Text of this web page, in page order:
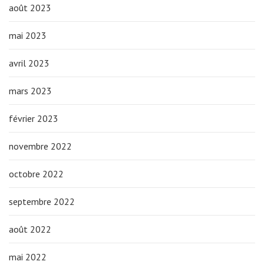
août 2023
mai 2023
avril 2023
mars 2023
février 2023
novembre 2022
octobre 2022
septembre 2022
août 2022
mai 2022